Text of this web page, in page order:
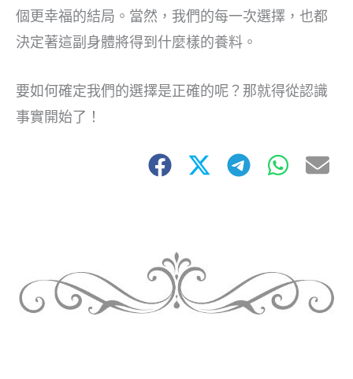
個更幸福的結局。當然，我們的每一次選擇，也都
決定著這副身體將得到什麼樣的養料。
要如何確定我們的選擇是正確的呢？那就得從認識
事實開始了！